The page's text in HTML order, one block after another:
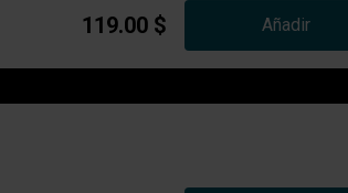
119.00 $ Añadir